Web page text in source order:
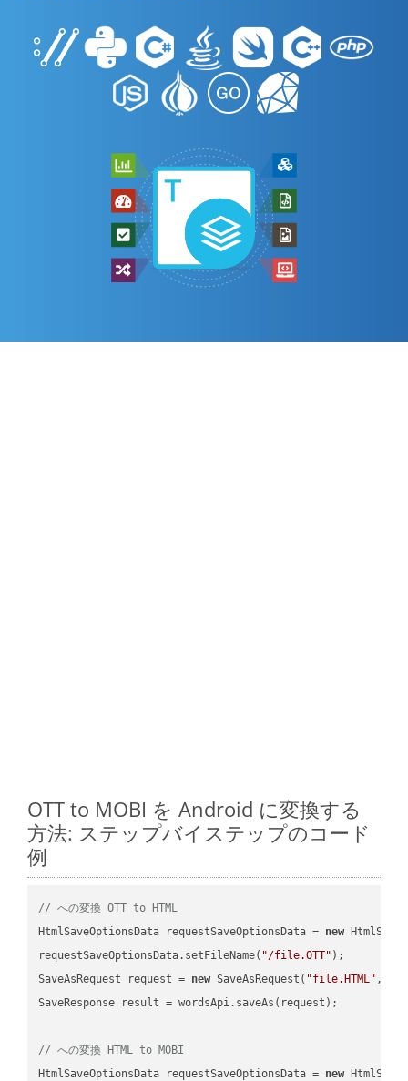
OTT to MOBI を Android に変換する
方法: ステップバイステップのコード
例
// への変換 OTT to HTML
HtmlSaveOptionsData requestSaveOptionsData = new
requestSaveOptionsData.setFileName( "/file.OTT" );
SaveAsRequest request = new SaveAsRequest( "file.HTML"
SaveResponse result = wordsApi.saveAs(request);
// への変換 HTML to MOBI
HtmlSaveOptionsData requestSaveOptionsData = new